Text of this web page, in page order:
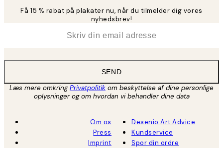
Få 15 % rabat på plakater nu, når du tilmelder dig vores
nyhedsbrev!
SEND
Læs mere omkringPrivatpolitik om beskyttelse af dine personlige
oplysninger og om hvordan vi behandler dine data
Om os
Press
Imprint
Desenio Art Advice
Kundservice
Spor din ordre